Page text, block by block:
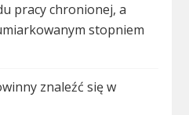
pracy chronionej, a
stopniem
znaleźć się w